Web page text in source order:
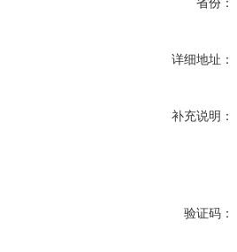
详细地址：
补充说明：
验证码：